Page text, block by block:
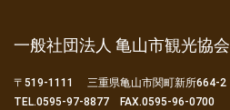
一般社団法人 亀山市観光協会
〒519-1111 三重県亀山市関町新所664-2
TEL.0595-97-8877 FAX.0595-96-0700